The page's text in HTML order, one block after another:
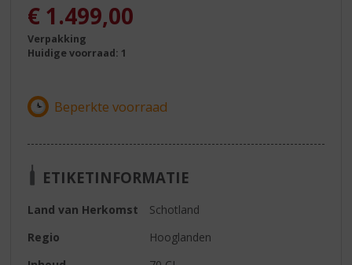
€ 1.499,00
Verpakking
Huidige voorraad: 1
ETIKETINFORMATIE
Land van Herkomst
Schotland
Regio
Hooglanden